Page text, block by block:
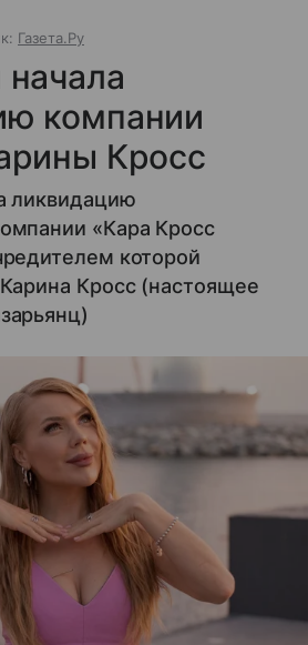
Газета.Ру
начала
компании
Кросс
ликвидацию
«Кара Кросс
которой
Кросс (настоящее